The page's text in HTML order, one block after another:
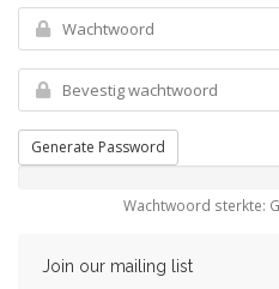
Generate Password
Wachtwoord sterkte:
Join our mailing list